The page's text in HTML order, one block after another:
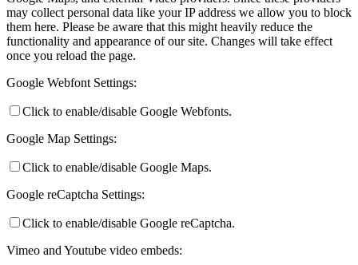
may collect personal data like your IP address we allow you to block
them here. Please be aware that this might heavily reduce the
functionality and appearance of our site. Changes will take effect
once you reload the page.
Google Webfont Settings:
Click to enable/disable Google Webfonts.
Google Map Settings:
Click to enable/disable Google Maps.
Google reCaptcha Settings:
Click to enable/disable Google reCaptcha.
Vimeo and Youtube video embeds: